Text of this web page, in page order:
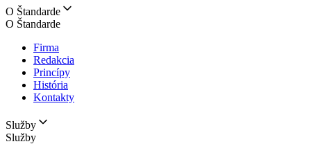
O Štandarde
O Štandarde
Firma
Redakcia
Princípy
História
Kontakty
Služby
Služby